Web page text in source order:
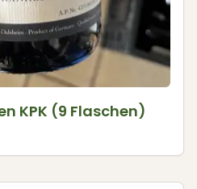
KPK (9 Flaschen)